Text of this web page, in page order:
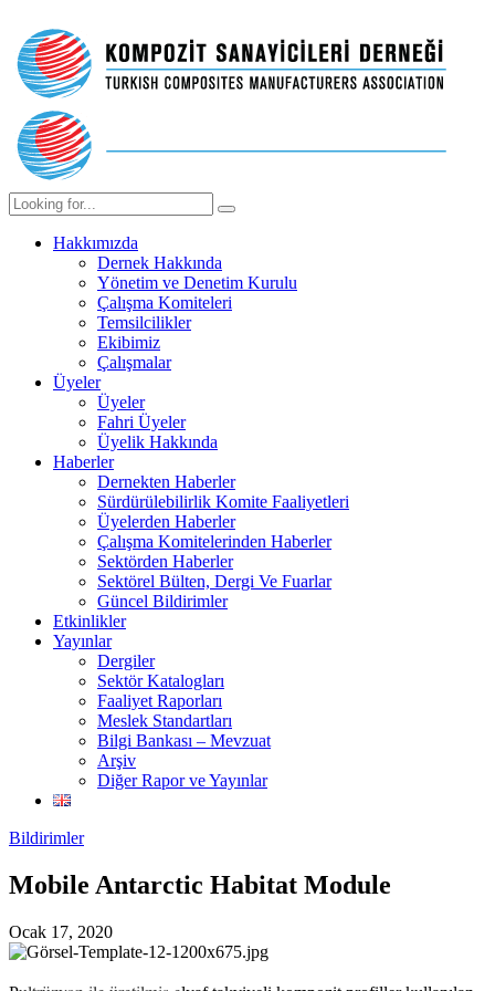
Hakkımızda
Dernek Hakkında
Yönetim ve Denetim Kurulu
Çalışma Komiteleri
Temsilcilikler
Ekibimiz
Çalışmalar
Üyeler
Üyeler
Fahri Üyeler
Üyelik Hakkında
Haberler
Dernekten Haberler
Sürdürülebilirlik Komite Faaliyetleri
Üyelerden Haberler
Çalışma Komitelerinden Haberler
Sektörden Haberler
Sektörel Bülten, Dergi Ve Fuarlar
Güncel Bildirimler
Etkinlikler
Yayınlar
Dergiler
Sektör Katalogları
Faaliyet Raporları
Meslek Standartları
Bilgi Bankası – Mevzuat
Arşiv
Diğer Rapor ve Yayınlar
Bildirimler
Mobile Antarctic Habitat Module
Ocak 17, 2020